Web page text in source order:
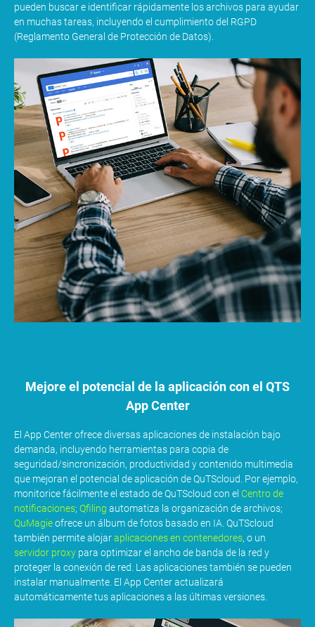
pueden buscar e identificar rápidamente los archivos para ayudar
en muchas tareas, incluyendo el cumplimiento del RGPD
(Reglamento General de Protección de Datos).
Mejore el potencial de la aplicación con el QTS
App Center
El App Center ofrece diversas aplicaciones de instalación bajo
demanda, incluyendo herramientas para copia de
seguridad/sincronización, productividad y contenido multimedia
que mejoran el potencial de aplicación de QuTScloud. Por ejemplo,
monitorice fácilmente el estado de QuTScloud con el Centro de
notificaciones; Qfiling automatiza la organización de archivos;
QuMagieofrece un álbum de fotos basado en IA. QuTScloud
también permite alojaraplicaciones en contenedores, o un
servidor proxy para optimizar el ancho de banda de la red y
proteger la conexión de red. Las aplicaciones también se pueden
instalar manualmente. El App Center actualizará
automáticamente tus aplicaciones a las últimas versiones.